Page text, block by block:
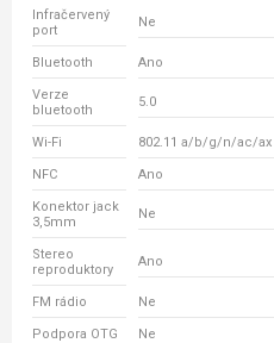
Infračervený
port
Ne
Bluetooth Ano
Verze
bluetooth
5.0
Wi-Fi 802.11 a/b/g/n/ac/ax
NFC Ano
Konektor jack
3,5mm
Ne
Stereo
reproduktory
Ano
FM rádio Ne
Podpora OTG Ne